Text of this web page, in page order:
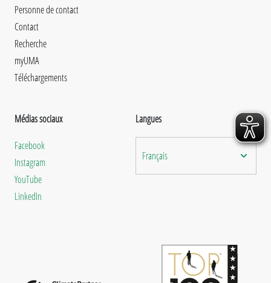
Personne de contact
Contact
Recherche
myUMA
Téléchargements
Médias sociaux
Facebook
Instagram
YouTube
LinkedIn
Langues
Français